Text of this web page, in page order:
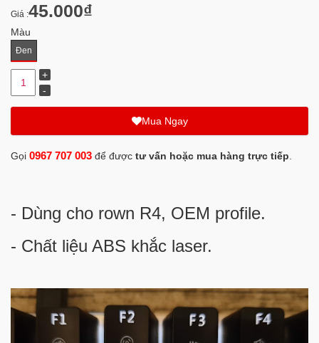
Giá :45.000₫
Màu
Đen
Mua Ngay
Gọi 0967 707 003 để được tư vấn hoặc mua hàng trực tiếp
- Dùng cho rown R4, OEM profile.
- Chất liệu ABS khắc laser.